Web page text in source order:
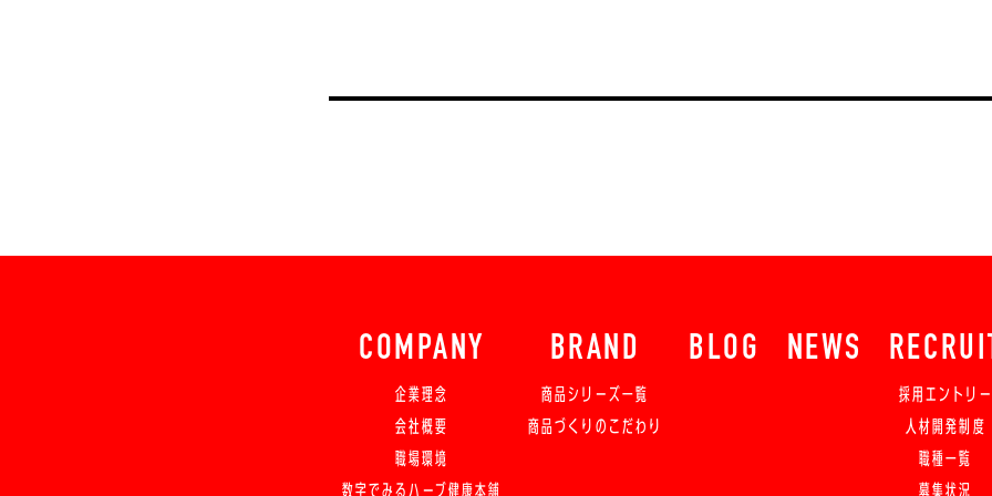
COMPANY
企業理念
会社概要
職場環境
数字でみるハーブ健康本舗
BRAND
商品シリーズ一覧
商品づくりのこだわり
BLOG NEWS
採用エントリー
人材開発制度
職種一覧
募集状況